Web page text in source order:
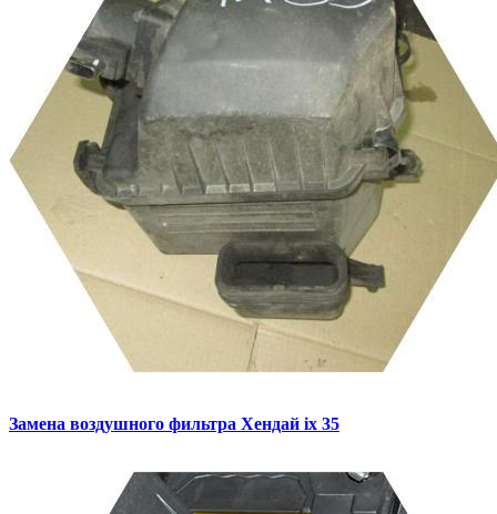
Замена воздушного фильтра Хендай ix 35